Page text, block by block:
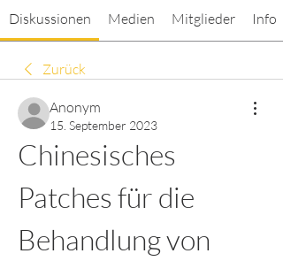
Diskussionen Medien Mitglieder Info
Zurück
Anonym
15. September 2023
Chinesisches
Patches für die
Behandlung von